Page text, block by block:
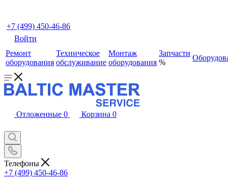
+7 (499) 450-46-86
Войти
Ремонт
оборудования
Техническое
обслуживание
Монтаж
оборудования
Запчасти
%
Отложенные 0 Корзина 0
Телефоны
+7 (499) 450-46-86